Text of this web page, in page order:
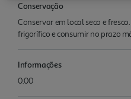
Conservação
Conservar em local seco e
frigorífico e consumir no prazo
Informações
0.00